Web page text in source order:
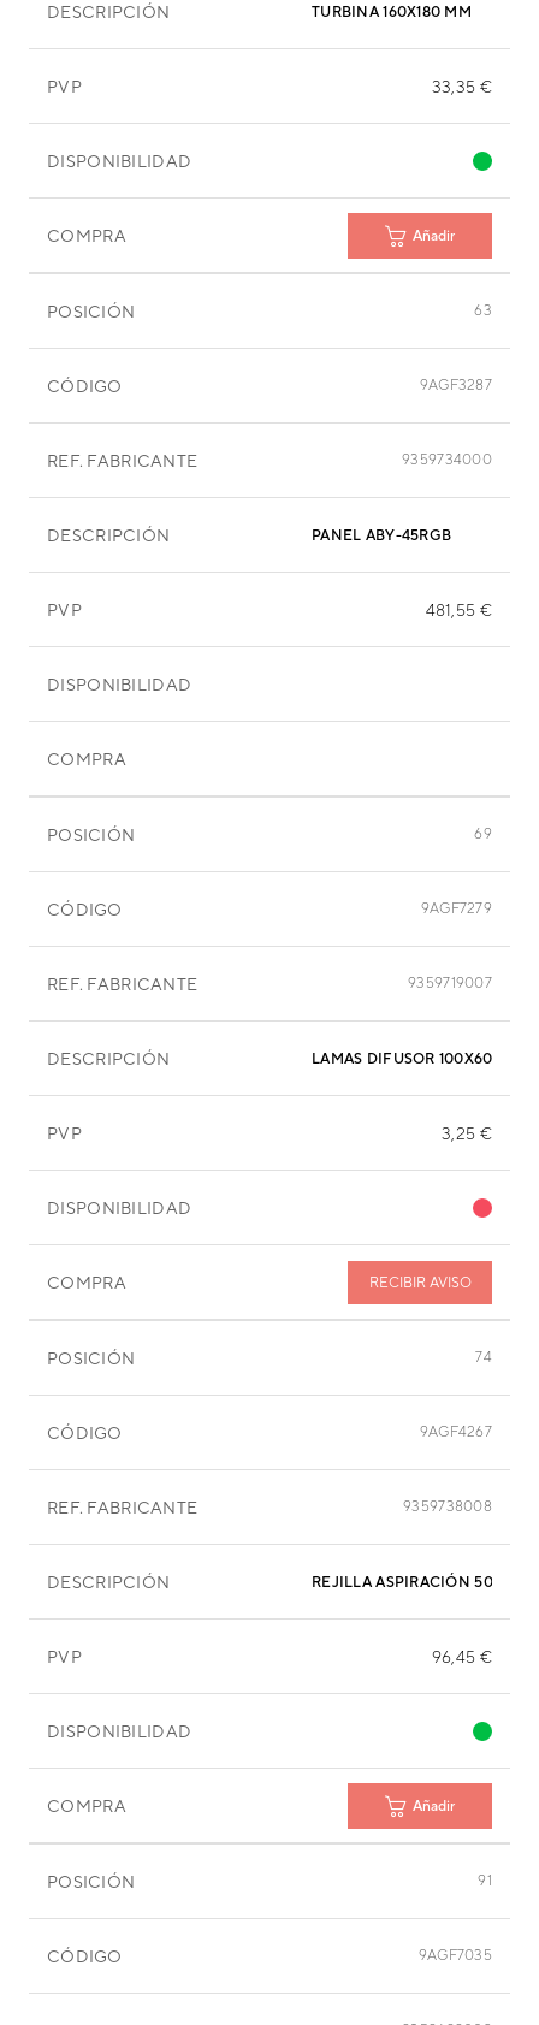
DESCRIPCIÓN TURBINA 160X180 MM
PVP 33,35 €
DISPONIBILIDAD
COMPRA Añadir
POSICIÓN 63
CÓDIGO 9AGF3287
REF. FABRICANTE 9359734000
DESCRIPCIÓN PANEL ABY-45RGB
PVP 481,55 €
DISPONIBILIDAD
COMPRA
POSICIÓN 69
CÓDIGO 9AGF7279
REF. FABRICANTE 9359719007
DESCRIPCIÓN LAMAS DIFUSOR 100X60 MM
PVP 3,25 €
DISPONIBILIDAD
COMPRA RECIBIR AVISO
POSICIÓN 74
CÓDIGO 9AGF4267
REF. FABRICANTE 9359738008
DESCRIPCIÓN REJILLA ASPIRACIÓN
PVP 96,45 €
DISPONIBILIDAD
COMPRA Añadir
POSICIÓN 91
CÓDIGO 9AGF7035